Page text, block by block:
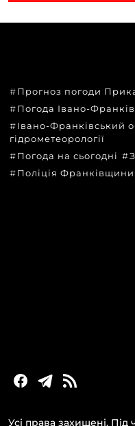
Прогноз погоди
Погода Івано-
Івано-Франківський
гідрометеорології
Погода на сьогодні
Поліція Франківщини
Усі права захищені.